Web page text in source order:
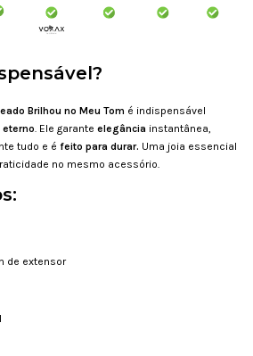
Brilhou no Meu Tom é indispensável
eterno . Ele garante elegância instantânea,
tudo e é feito para durar. Uma joia essencial
no mesmo acessório.
de extensor